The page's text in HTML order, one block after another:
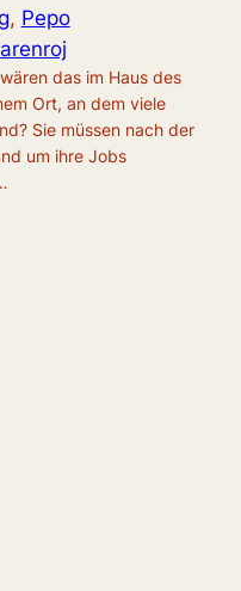
, Pepo
das im Haus des
Ort, an dem viele
Sie müssen nach der
um ihre Jobs